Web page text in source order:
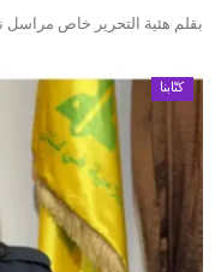
بقلم هئية التحرير خاص مراسل
كتّابنا